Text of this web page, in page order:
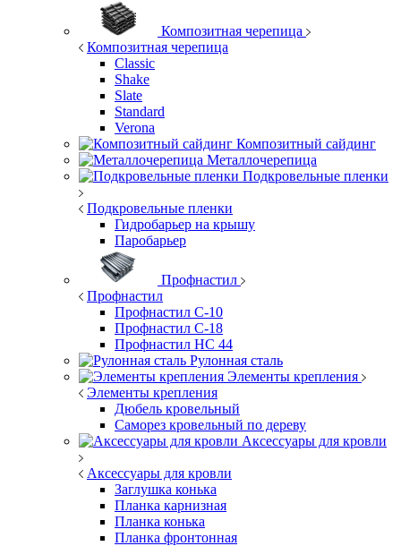
Композитная черепица
Композитная черепица
Classic
Shake
Slate
Standard
Verona
Композитный сайдинг
Металлочерепица
Подкровельные пленки
Подкровельные пленки
Гидробарьер на крышу
Паробарьер
Профнастил
Профнастил
Профнастил С-10
Профнастил С-18
Профнастил НС 44
Рулонная сталь
Элементы крепления
Элементы крепления
Дюбель кровельный
Саморез кровельный по дереву
Аксессуары для кровли
Аксессуары для кровли
Заглушка конька
Планка карнизная
Планка конька
Планка фронтонная